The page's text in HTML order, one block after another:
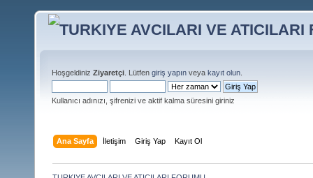
Hoşgeldiniz Ziyaretçi . Lütfen giriş yapın veya kayıt olun
Kullanıcı adınızı, şifrenizi ve aktif kalma süresini giriniz
Ana Sayfa İletişim Giriş Yap Kayıt Ol